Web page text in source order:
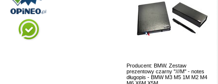
Producent: BMW. Zestaw
prezentowy czarny "///M" - notes
długopis - BMW M3 M5 1M M2 M4